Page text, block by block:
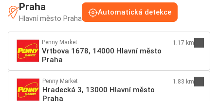
Praha
Hlavní město Praha
Automatická detekce
Penny Market
Vrtbova 1678, 14000 Hlavní město
Praha
1.17 km
Penny Market
Hradecká 3, 13000 Hlavní město
Praha
1.83 km